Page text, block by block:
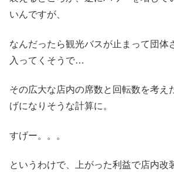
いんですが、
なんだったら観光バスが止まって団体
入ってくそうで…
その広大な店内の席数と回転数を考え
げになりそうな計算に。
すげー。。。
というわけで、上がった利益で店内改